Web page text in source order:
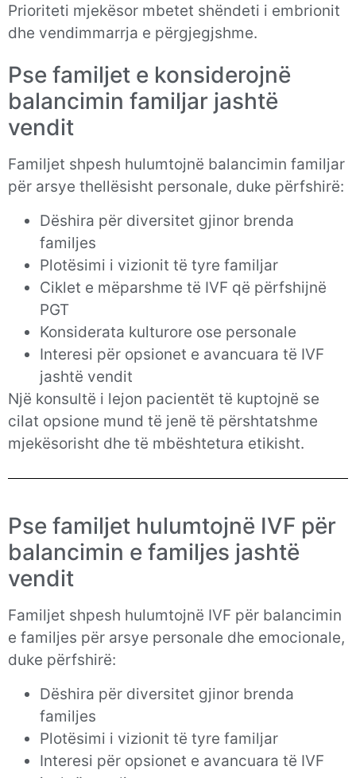
Prioriteti mjekësor mbetet shëndeti i embrionit
dhe vendimmarrja e përgjegjshme.
Pse familjet e konsiderojnë
balancimin familjar jashtë
vendit
Familjet shpesh hulumtojnë balancimin familjar
për arsye thellësisht personale, duke përfshirë:
Dëshira për diversitet gjinor brenda
familjes
Plotësimi i vizionit të tyre familjar
Ciklet e mëparshme të IVF që përfshijnë
PGT
Konsiderata kulturore ose personale
Interesi për opsionet e avancuara të IVF
jashtë vendit
Një konsultë i lejon pacientët të kuptojnë se
cilat opsione mund të jenë të përshtatshme
mjekësorisht dhe të mbështetura etikisht.
Pse familjet hulumtojnë IVF për
balancimin e familjes jashtë
vendit
Familjet shpesh hulumtojnë IVF për balancimin
e familjes për arsye personale dhe emocionale,
duke përfshirë:
Dëshira për diversitet gjinor brenda
familjes
Plotësimi i vizionit të tyre familjar
Interesi për opsionet e avancuara të IVF